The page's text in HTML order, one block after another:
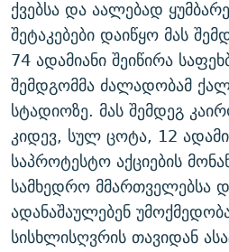
ᲚᲘᲢᲔᲠᲐᲢᲣᲠᲣᲚᲘ ᲬᲐᲮᲜᲐᲒᲔᲑᲘ
ᲐᲛᲔᲠᲘᲙᲣᲚᲘ ᲛᲝᲗᲮᲠᲝᲑᲐ
ᲘᲛᲞᲔᲠᲘᲐ ᲓᲐ ᲠᲐᲓᲘᲝ
ᲡᲐᲞᲐᲠᲚᲐᲛᲔᲜᲢᲝ ᲐᲠᲩᲔᲕᲜᲔᲑᲘᲡ
ᲑᲐᲕᲨᲕᲔᲑᲘ ᲞᲠᲝᲡᲢᲘᲢᲣᲪᲘᲐᲨᲘ -
5 ᲐᲛᲑᲐᲕᲘ - 20 ᲘᲕᲜᲘᲡᲡ
ᲐᲒᲕᲘᲡᲢᲝᲡ ᲝᲛᲘ
ПРИВЕТ ᲙᲣᲚᲢᲣᲠᲐ
რთე/რთ-ის ყველა საიტი
ქვებსა და აალებად
შეტაკებები დაიწყო მას
74 ადამიანი შეიწირა
შემდგომმა ძალადობამ
სტადიოზე. მას შემდეგ
კიდევ, სულ ცოტა, 12
საპროტესტო აქციების
სამხედრო მმართველებსა
ადანაშაულებენ
სისხლისღვრის თავიდან